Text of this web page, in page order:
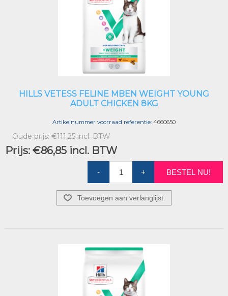
HILLS VETESS FELINE MBEN WEIGHT YOUNG
ADULT CHICKEN 8KG
Artikelnummer voorraad referentie: 4660650
Oude prijs: €111,25 incl. BTW
Prijs: €86,85 incl. BTW
- + BESTEL NU!
Toevoegen aan verlanglijst